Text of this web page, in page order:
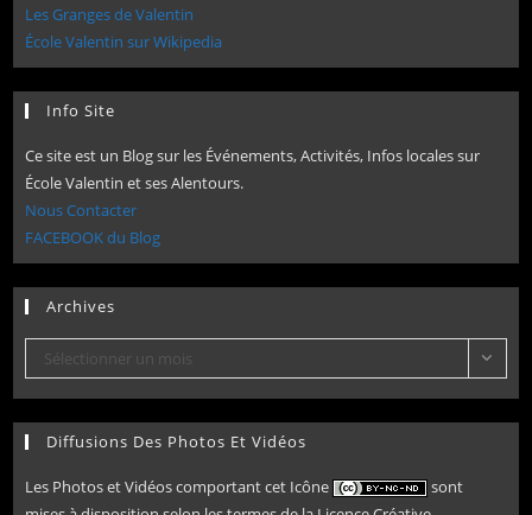
Les Granges de Valentin
École Valentin sur Wikipedia
Info Site
Ce site est un Blog sur les Événements, Activités, Infos locales sur
École Valentin et ses Alentours.
Nous Contacter
FACEBOOK du Blog
Archives
Archives
Sélectionner un mois
Diffusions Des Photos Et Vidéos
Les Photos et Vidéos comportant cet Icône
sont